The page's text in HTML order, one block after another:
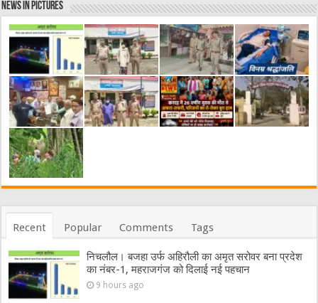
News in Pictures
Recent Popular Comments Tags
निचलौल। बजहा उर्फ अहिरौली का अमृत सरोवर बना प्रदेश
का नंबर-1, महराजगंज को दिलाई नई पहचान
9 hours ago